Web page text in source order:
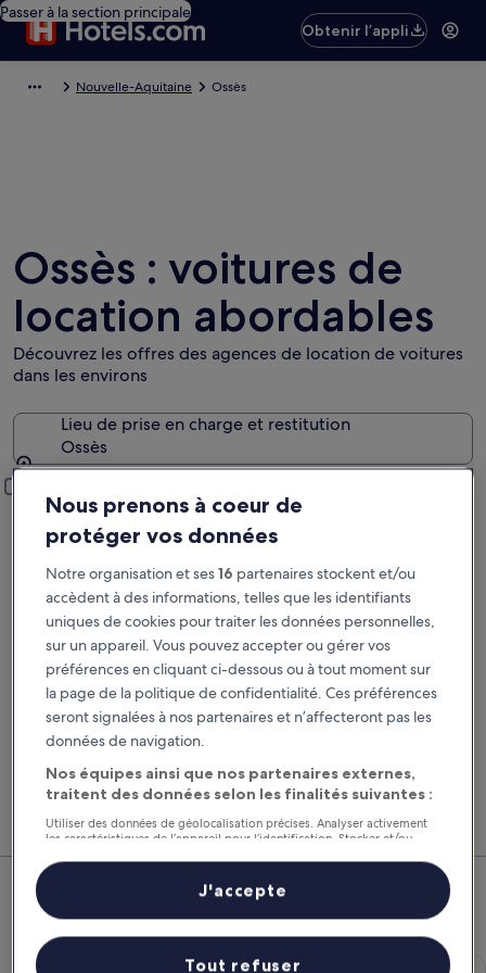
Passer à la section principale
Obtenir l’appli
Nouvelle-Aquitaine Ossès
Ossès : voitures de
location abordables
Découvrez les offres des agences de location de voitures
dans les environs
Lieu de prise en charge et restitution
Ossès
Lieu de prise en charge et restitution
Prise en charge
21 août
Prise en charge
Restitution
J’ai un code de réduction
Rechercher
Comparez les fournisseurs et regroupez vol,
hôtel et location de voiture pour économiser au
maximum.
Ossès : nos meilleures offres de
voitures
Économique
Économique Chevrolet Spark
Nous prenons à coeur de
protéger vos données
Notre organisation et ses16 partenaires stockent et/ou
accèdent à des informations, telles que les identifiants
uniques de cookies pour traiter les données personnelles,
sur un appareil. Vous pouvez accepter ou gérer vos
préférences en cliquant ci-dessous ou à tout moment sur
la page de la politique de confidentialité. Ces préférences
seront signalées à nos partenaires et n’affecteront pas les
données de navigation.
Nos équipes ainsi que nos partenaires externes,
traitent des données selon les finalités suivantes :
Utiliser des données de géolocalisation précises. Analyser activement
les caractéristiques de l’appareil pour l’identification. Stocker et/ou
personnalisés, mesure de performance des publicités et du contenu,
études d’audience et développement de services.
Liste de nos partenaires (fournisseurs)
Tout refuser
J'accepte